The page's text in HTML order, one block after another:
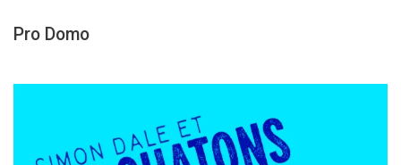
Pro Domo